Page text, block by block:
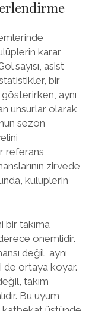
karar
sayısı, asist
bir
aynı
unsurlar olarak
sezon
referans
zirvede
kulüplerin
bir takıma
önemlidir.
değil, aynı
de ortaya koyar.
takım
Bu uyum